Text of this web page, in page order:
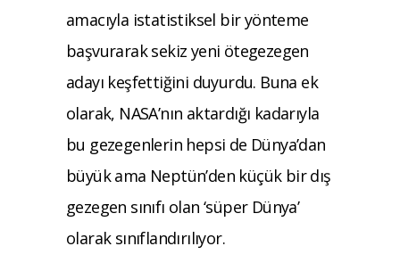
amacıyla istatistiksel bir yönteme
başvurarak sekiz yeni ötegezegen
adayı keşfettiğini duyurdu. Buna ek
olarak, NASA’nın aktardığı kadarıyla
bu gezegenlerin hepsi de Dünya’dan
büyük ama Neptün’den küçük bir dış
gezegen sınıfı olan ‘süper Dünya’
olarak sınıflandırılıyor.